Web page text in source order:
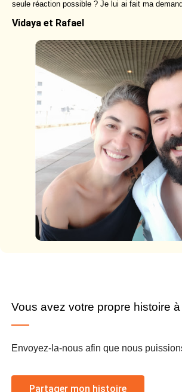
seule réaction possible ? Je lui ai fait ma
Vidaya et Rafael
Vous avez votre propre histoire
Envoyez-la-nous afin que nous
Partager mon histoire